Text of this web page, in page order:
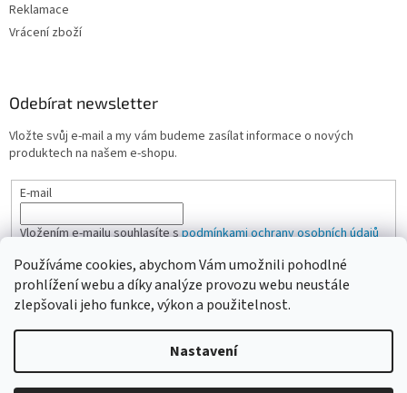
Používáme cookies, abychom Vám umožnili pohodlné
prohlížení webu a díky analýze provozu webu neustále
zlepšovali jeho funkce, výkon a použitelnost.
Nastavení
Reklamace
Vrácení zboží
Odebírat newsletter
Vložte svůj e-mail a my vám budeme zasílat informace o nových
produktech na našem e-shopu.
E-mail
Vložením e-mailu souhlasíte spodmínkami ochrany osobních údajů
PŘIHLÁSIT SE
Vytvořil Shoptet